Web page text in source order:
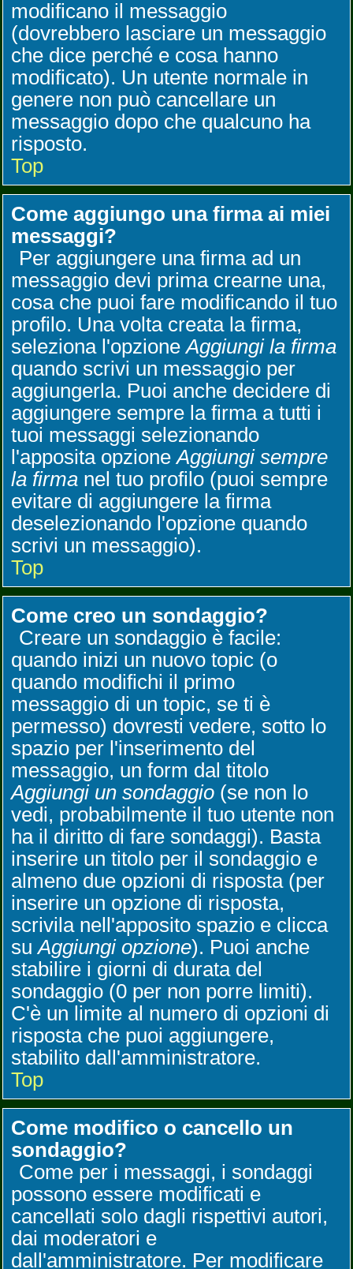
modificano il messaggio
(dovrebbero lasciare un messaggio
che dice perché e cosa hanno
modificato). Un utente normale in
genere non può cancellare un
messaggio dopo che qualcuno ha
risposto.
Top
Come aggiungo una firma ai miei
messaggi?
Per aggiungere una firma ad un
messaggio devi prima crearne una,
cosa che puoi fare modificando il tuo
profilo. Una volta creata la firma,
seleziona l'opzioneAggiungi la firma
quando scrivi un messaggio per
aggiungerla. Puoi anche decidere di
aggiungere sempre la firma a tutti i
tuoi messaggi selezionando
l'apposita opzioneAggiungi sempre
la firma nel tuo profilo (puoi sempre
evitare di aggiungere la firma
deselezionando l'opzione quando
scrivi un messaggio).
Top
Come creo un sondaggio?
Creare un sondaggio è facile:
quando inizi un nuovo topic (o
quando modifichi il primo
messaggio di un topic, se ti è
permesso) dovresti vedere, sotto lo
spazio per l'inserimento del
messaggio, un form dal titolo
Aggiungi un sondaggio (se non lo
vedi, probabilmente il tuo utente non
ha il diritto di fare sondaggi). Basta
inserire un titolo per il sondaggio e
almeno due opzioni di risposta (per
inserire un opzione di risposta,
scrivila nell'apposito spazio e clicca
suAggiungi opzione). Puoi anche
stabilire i giorni di durata del
sondaggio (0 per non porre limiti).
C'è un limite al numero di opzioni di
risposta che puoi aggiungere,
stabilito dall'amministratore.
Top
Come modifico o cancello un
sondaggio?
Come per i messaggi, i sondaggi
possono essere modificati e
cancellati solo dagli rispettivi autori,
dai moderatori e
dall'amministratore. Per modificare